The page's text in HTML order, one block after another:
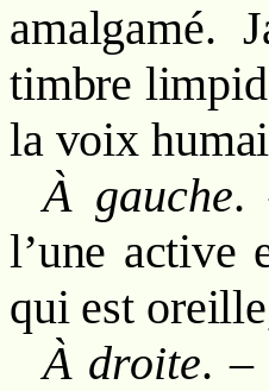
amalgamé.
timbre
la voix
À gauche.
l’une active
qui est
À droite. –